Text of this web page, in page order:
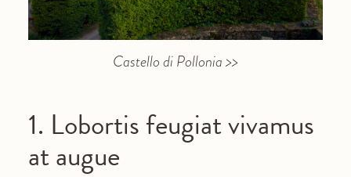
Castello di Pollonia >>
1. Lobortis feugiat vivamus
at augue